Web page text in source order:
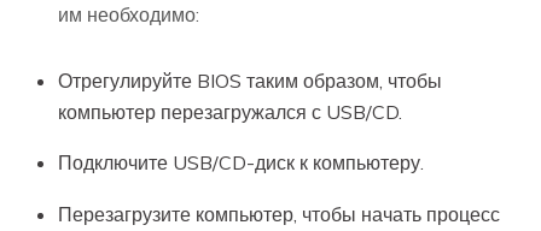
им необходимо:
Отрегулируйте BIOS таким образом, чтобы
компьютер перезагружался с USB/CD.
Подключите USB/CD-диск к компьютеру.
Перезагрузите компьютер, чтобы начать процесс